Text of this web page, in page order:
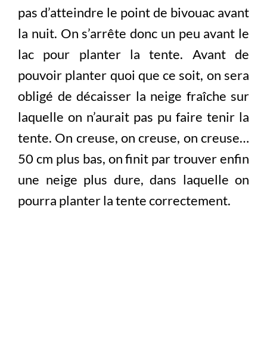
pas d’atteindre le point de bivouac avant
la nuit. On s’arrête donc un peu avant le
lac pour planter la tente. Avant de
pouvoir planter quoi que ce soit, on sera
obligé de décaisser la neige fraîche sur
laquelle on n’aurait pas pu faire tenir la
tente. On creuse, on creuse, on creuse…
50 cm plus bas, on finit par trouver enfin
une neige plus dure, dans laquelle on
pourra planter la tente correctement.